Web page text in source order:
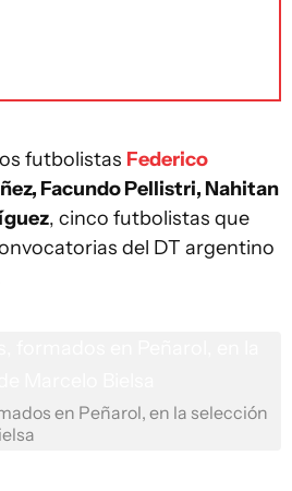
futbolistas Federico
Facundo Pellistri, Nahitan
, cinco futbolistas que
del DT argentino
en Peñarol, en la selección